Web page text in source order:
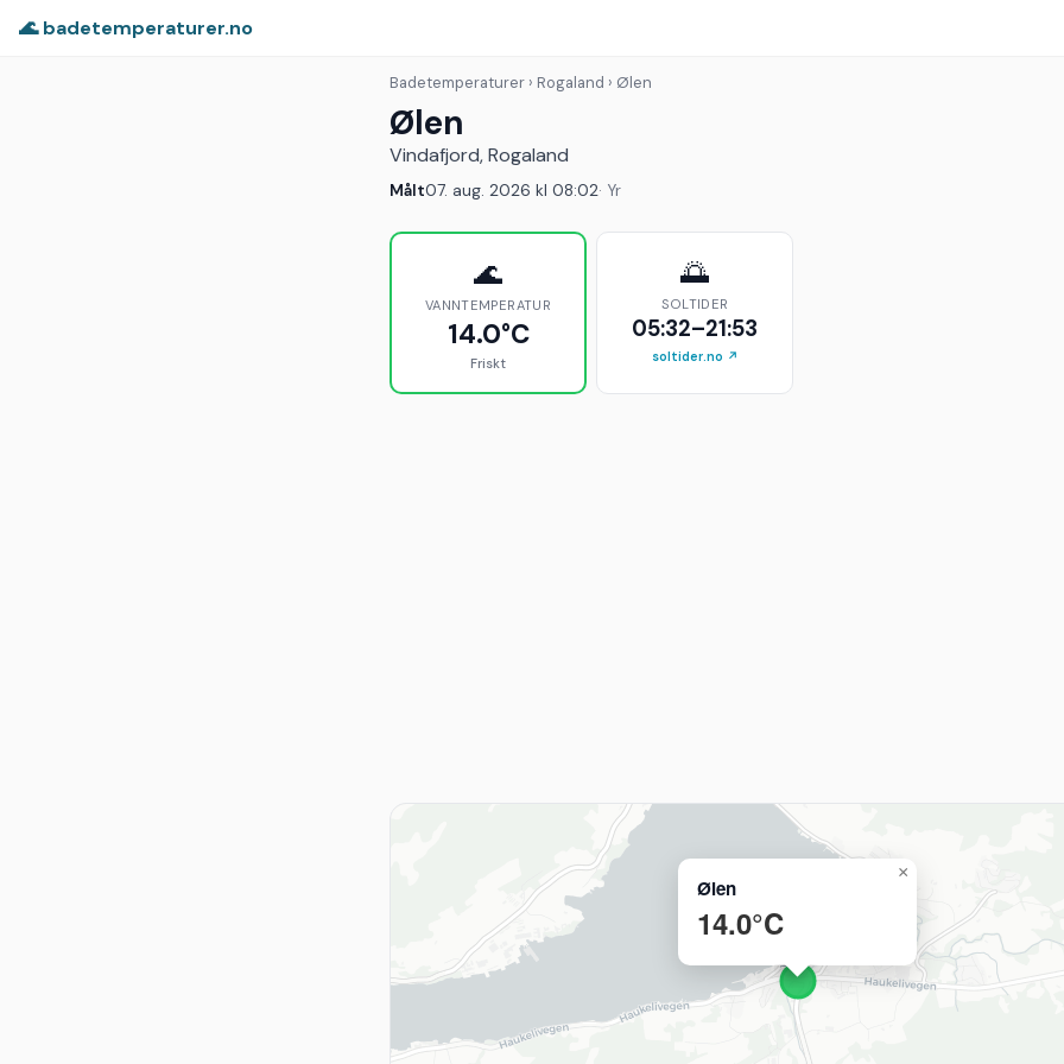
🌊 badetemperaturer.no
Badetemperaturer › Rogaland › Ølen
Ølen
Vindafjord, Rogaland
Målt07. aug. 2026 kl 08:02· Yr
🌊
VANNTEMPERATUR
14.0°C
Friskt
🌅
SOLTIDER
05:32–21:53
soltider.no ↗
Ølen
14.0°C
×